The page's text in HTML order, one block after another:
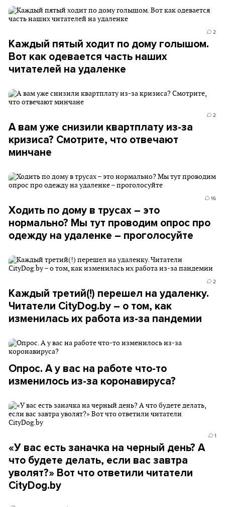
2
Каждый пятый ходит по дому голышом.
Вот как одевается часть наших
читателей на удаленке
2
А вам уже снизили квартплату из-за
кризиса? Смотрите, что отвечают
минчане
16
Ходить по дому в трусах – это
нормально? Мы тут проводим опрос про
одежду на удаленке – проголосуйте
2
Каждый третий(!) перешел на удаленку.
Читатели CityDog.by – о том, как
изменилась их работа из-за пандемии
Опрос. А у вас на работе что-то
изменилось из-за коронавируса?
1
«У вас есть заначка на черный день? А
что будете делать, если вас завтра
уволят?» Вот что ответили читатели
CityDog.by